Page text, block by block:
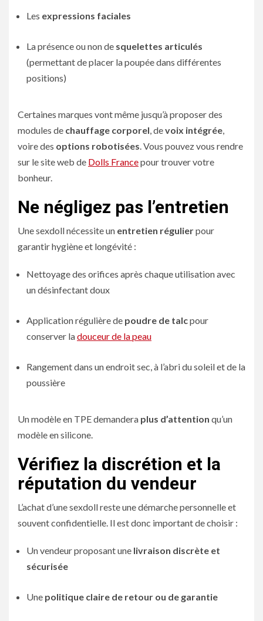
Les expressions faciales
La présence ou non de squelettes articulés
(permettant de placer la poupée dans différentes
positions)
Certaines marques vont même jusqu’à proposer des
modules de chauffage corporel, devoix intégrée,
voire des options robotisées. Vous pouvez vous rendre
sur le site web de Dolls Francepour trouver votre
bonheur.
Ne négligez pas l’entretien
Une sexdoll nécessite un entretien régulierpour
garantir hygiène et longévité :
Nettoyage des orifices après chaque utilisation avec
un désinfectant doux
Application régulière de poudre de talcpour
conserver ladouceur de la peau
Rangement dans un endroit sec, à l’abri du soleil et de la
poussière
Un modèle en TPE demandera plus d’attention qu’un
modèle en silicone.
Vérifiez la discrétion et la
réputation du vendeur
L’achat d’une sexdoll reste une démarche personnelle et
souvent confidentielle. Il est donc important de choisir :
Un vendeur proposant une livraison discrète et
sécurisée
Une politique claire de retour ou de garantie